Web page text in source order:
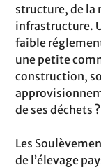
structure, de la
infrastructure.
faible
une petite
construction,
de ses déchets ?
Les
de l’élevage